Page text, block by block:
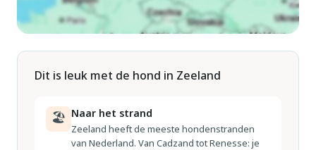
Dit is leuk met de hond in Zeeland
🏖 Naar het strand
Zeeland heeft de meeste hondenstranden
van Nederland. Van Cadzand tot Renesse: je